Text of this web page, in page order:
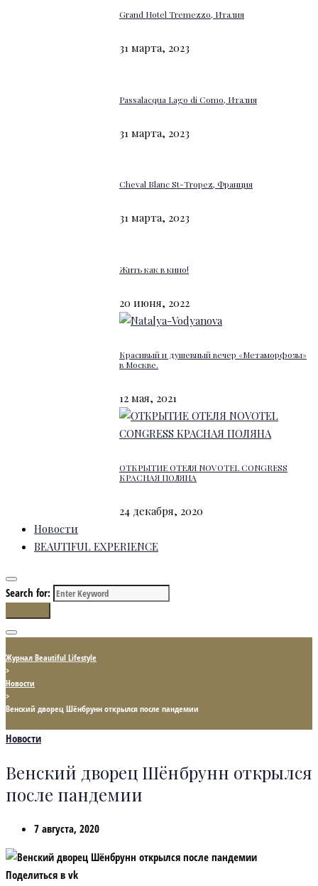
Grand Hotel Tremezzo, Италия
31 марта, 2023
Passalacqua Lago di Como, Италия
31 марта, 2023
Cheval Blanc St-Tropez, Франция
31 марта, 2023
Жить как в кино!
20 июня, 2022
Красивый и душевный вечер «Метаморфозы»
в Москве.
12 мая, 2021
ОТКРЫТИЕ ОТЕЛЯ NOVOTEL CONGRESS
КРАСНАЯ ПОЛЯНА
24 декабря, 2020
Новости
BEAUTIFUL EXPERIENCE
Search for:
Журнал Beautiful Lifestyle
>
Новости
>
Венский дворец Шёнбрунн открылся после пандемии
Новости
Венский дворец Шёнбрунн открылся
после пандемии
7 августа, 2020
Поделиться в vk